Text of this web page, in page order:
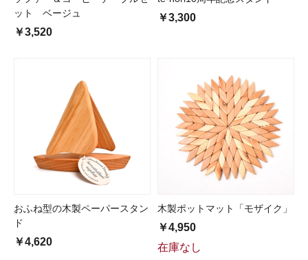
ット ベージュ
￥3,520
￥3,300
おふね型の木製ペーパースタン
ド
￥4,620
木製ポットマット「モザイク」
￥4,950
在庫なし